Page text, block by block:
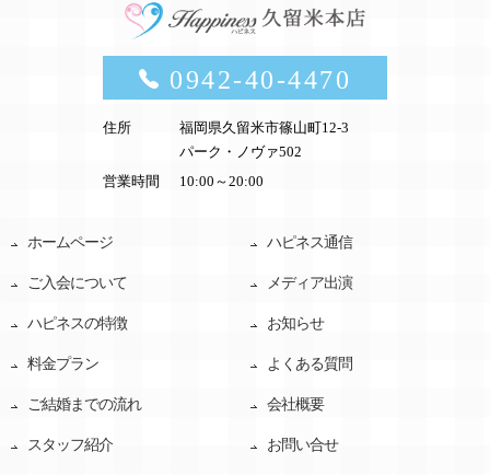
0942-40-4470
住所
福岡県久留米市篠山町12-3
パーク・ノヴァ502
営業時間
10:00～20:00
ホームページ
ご入会について
ハピネスの特徴
料金プラン
ご結婚までの流れ
スタッフ紹介
ハピネス通信
メディア出演
お知らせ
よくある質問
会社概要
お問い合せ